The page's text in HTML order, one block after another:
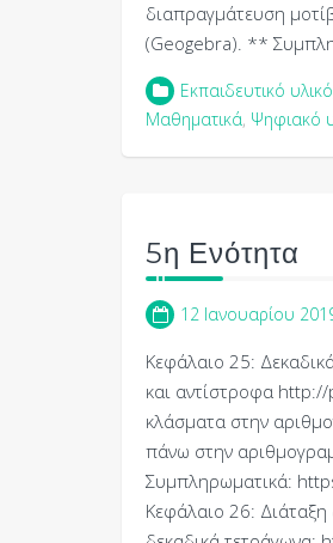
διαπραγμάτευση
(Geogebra). **
Εκπαιδευτικό υλικό
Μαθηματικά, Ψηφιακό
5η Ενότητα
12 Ιανουαρίου
Κεφάλαιο 25:
και αντίστροφα
κλάσματα στην
πάνω στην
Συμπληρωματικά:
Κεφάλαιο 26: